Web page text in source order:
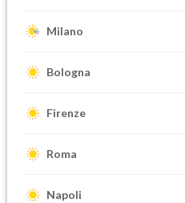
Milano
Bologna
Firenze
Roma
Napoli